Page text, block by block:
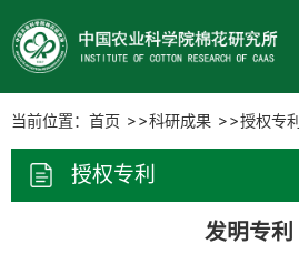
当前位置： 首页 科研成果 授权专利
授权专利
发明专利